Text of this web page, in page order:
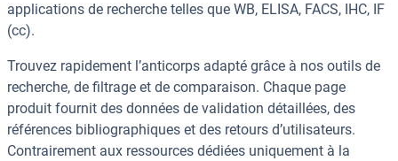
applications de recherche telles que WB, ELISA, FACS, IHC, IF
(cc).
Trouvez rapidement l’anticorps adapté grâce à nos outils de
recherche, de filtrage et de comparaison. Chaque page
produit fournit des données de validation détaillées, des
références bibliographiques et des retours d’utilisateurs.
Contrairement aux ressources dédiées uniquement à la